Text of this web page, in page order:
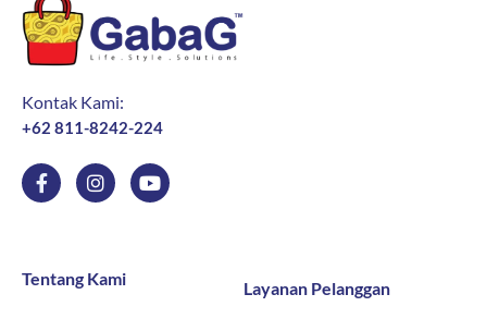
Kontak Kami:
+62 811-8242-224
F
a
o
o
I
n
g
r
Y
o
Tentang Kami Layanan Pelanggan